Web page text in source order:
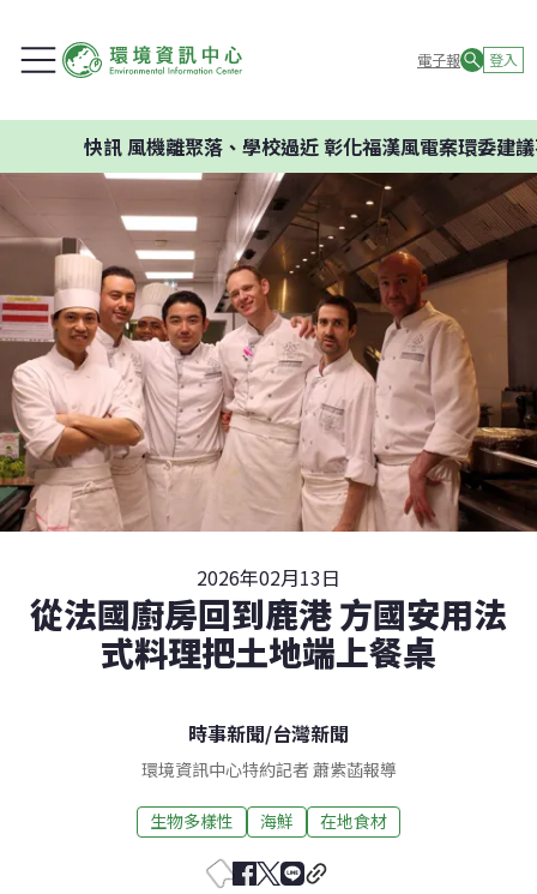
電子報 登入
風機離聚落、學校過近 彰化福漢風電案環委建議不應開發
2026年02月13日
從法國廚房回到鹿港 方國安用法
式料理把土地端上餐桌
時事新聞/台灣新聞
環境資訊中心特約記者 蕭紫菡報導
生物多樣性 海鮮 在地食材